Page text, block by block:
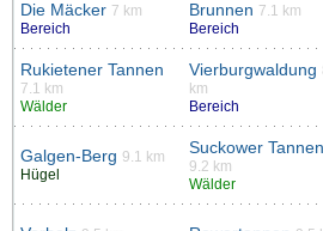
Die Mäcker 7 km
Bereich
Brunnen 7.1 km
Bereich
Rukietener Tannen
7.1 km
Wälder
Vierburgwaldung
km
Bereich
Galgen-Berg 9.1 km
Hügel
Suckower Tannen
9.2 km
Wälder